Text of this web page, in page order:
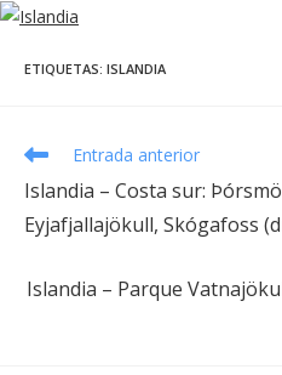
ETIQUETAS: ISLANDIA
Leer
artículos
Entrada anterior
Islandia – Costa sur:
Eyjafjallajökull, Skógafoss
Islandia – Parque